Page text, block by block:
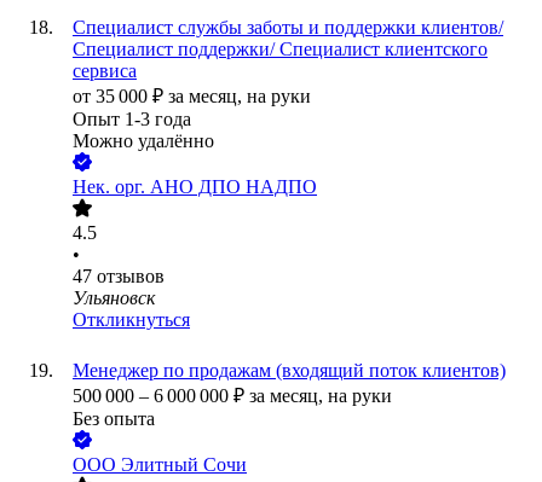
Специалист службы заботы и поддержки клиентов/
Специалист поддержки/ Специалист клиентского
сервиса
от 35 000 ₽ за месяц, на руки
Опыт 1-3 года
Можно удалённо
Нек. орг. АНО ДПО НАДПО
4.5
•
47 отзывов
Ульяновск
Откликнуться
Менеджер по продажам (входящий поток клиентов)
500 000 – 6 000 000 ₽ за месяц, на руки
Без опыта
ООО Элитный Сочи